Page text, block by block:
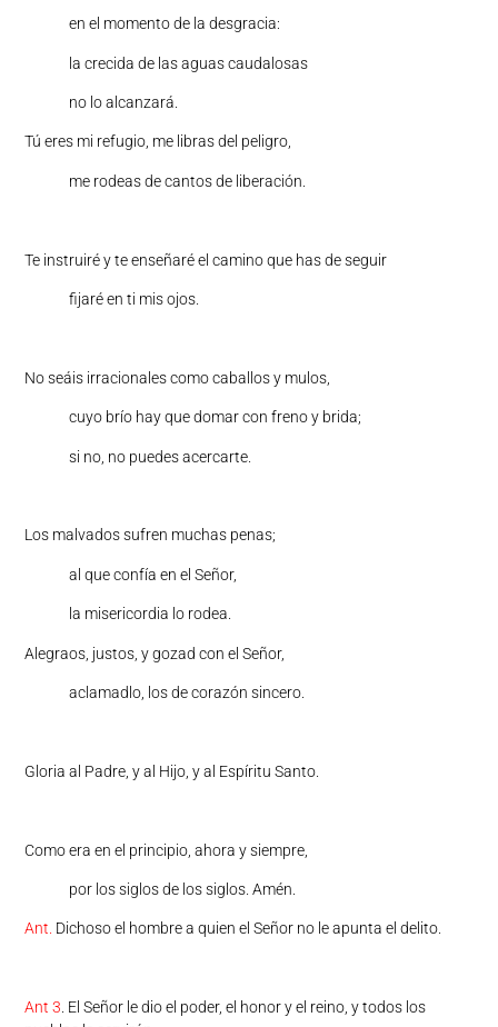
en el momento de la desgracia:
la crecida de las aguas caudalosas
no lo alcanzará.
Tú eres mi refugio, me libras del peligro,
me rodeas de cantos de liberación.
Te instruiré y te enseñaré el camino que has de seguir
fijaré en ti mis ojos.
No seáis irracionales como caballos y mulos,
cuyo brío hay que domar con freno y brida;
si no, no puedes acercarte.
Los malvados sufren muchas penas;
al que confía en el Señor,
la misericordia lo rodea.
Alegraos, justos, y gozad con el Señor,
aclamadlo, los de corazón sincero.
Gloria al Padre, y al Hijo, y al Espíritu Santo.
Como era en el principio, ahora y siempre,
por los siglos de los siglos. Amén.
Ant. Dichoso el hombre a quien el Señor no le apunta el delito.
Ant 3 . El Señor le dio el poder, el honor y el reino, y todos los